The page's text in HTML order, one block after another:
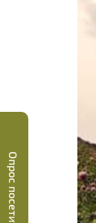
Опрос посетителей